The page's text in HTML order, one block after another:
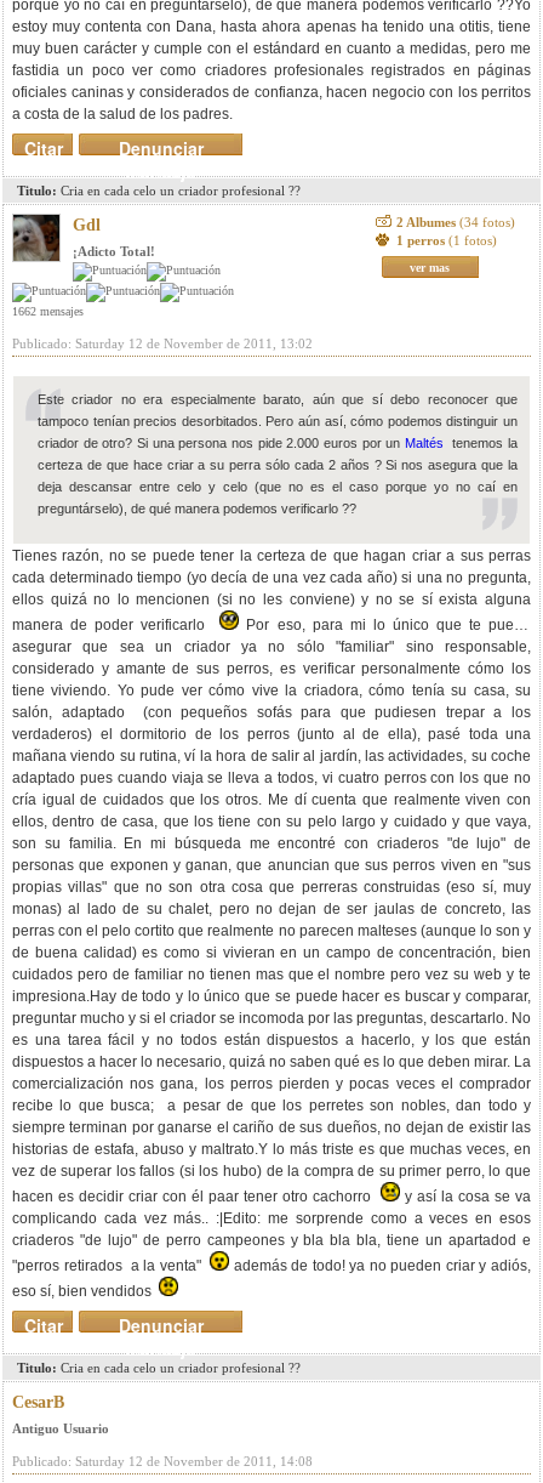
porque yo no caí en preguntárselo), de qué manera podemos verificarlo ??Yo
estoy muy contenta con Dana, hasta ahora apenas ha tenido una otitis, tiene
muy buen carácter y cumple con el estándard en cuanto a medidas, pero me
fastidia un poco ver como criadores profesionales registrados en páginas
oficiales caninas y considerados de confianza, hacen negocio con los perritos
a costa de la salud de los padres.
Denunciar
mensaje
Citar
Titulo: Cria en cada celo un criador profesional ??
Gdl
¡Adicto Total!
1662 mensajes
2 Albumes (34 fotos)
1 perros (1 fotos)
ver mas
Publicado: Saturday 12 de November de 2011, 13:02
Este criador no era especialmente barato, aún que sí debo reconocer que
tampoco tenían precios desorbitados. Pero aún así, cómo podemos distinguir un
criador de otro? Si una persona nos pide 2.000 euros por un Maltés tenemos la
certeza de que hace criar a su perra sólo cada 2 años ? Si nos asegura que la
deja descansar entre celo y celo (que no es el caso porque yo no caí en
preguntárselo), de qué manera podemos verificarlo ??
Tienes razón, no se puede tener la certeza de que hagan criar a sus perras
cada determinado tiempo (yo decía de una vez cada año) si una no pregunta,
ellos quizá no lo mencionen (si no les conviene) y no se sí exista alguna
manera de poder verificarlo
Por eso, para mi lo único que te puede
asegurar que sea un criador ya no sólo "familiar" sino responsable,
considerado y amante de sus perros, es verificar personalmente cómo los
tiene viviendo. Yo pude ver cómo vive la criadora, cómo tenía su casa, su
salón, adaptado (con pequeños sofás para que pudiesen trepar a los
verdaderos) el dormitorio de los perros (junto al de ella), pasé toda una
mañana viendo su rutina, ví la hora de salir al jardín, las actividades, su coche
adaptado pues cuando viaja se lleva a todos, vi cuatro perros con los que no
cría igual de cuidados que los otros. Me dí cuenta que realmente viven con
ellos, dentro de casa, que los tiene con su pelo largo y cuidado y que vaya,
son su familia. En mi búsqueda me encontré con criaderos "de lujo" de
personas que exponen y ganan, que anuncian que sus perros viven en "sus
propias villas" que no son otra cosa que perreras construidas (eso sí, muy
monas) al lado de su chalet, pero no dejan de ser jaulas de concreto, las
perras con el pelo cortito que realmente no parecen malteses (aunque lo son y
de buena calidad) es como si vivieran en un campo de concentración, bien
cuidados pero de familiar no tienen mas que el nombre pero vez su web y te
impresiona.Hay de todo y lo único que se puede hacer es buscar y comparar,
preguntar mucho y si el criador se incomoda por las preguntas, descartarlo. No
es una tarea fácil y no todos están dispuestos a hacerlo, y los que están
dispuestos a hacer lo necesario, quizá no saben qué es lo que deben mirar. La
comercialización nos gana, los perros pierden y pocas veces el comprador
recibe lo que busca; a pesar de que los perretes son nobles, dan todo y
siempre terminan por ganarse el cariño de sus dueños, no dejan de existir las
historias de estafa, abuso y maltrato.Y lo más triste es que muchas veces, en
vez de superar los fallos (si los hubo) de la compra de su primer perro, lo que
hacen es decidir criar con él paar tener otro cachorro
y así la cosa se va
complicando cada vez más.. :|Edito: me sorprende como a veces en esos
criaderos "de lujo" de perro campeones y bla bla bla, tiene un apartadod e
"perros retirados a la venta"
además de todo! ya no pueden criar y adiós,
eso sí, bien vendidos
Denunciar
mensaje
Citar
Titulo: Cria en cada celo un criador profesional ??
CesarB
Antiguo Usuario
Publicado: Saturday 12 de November de 2011, 14:08